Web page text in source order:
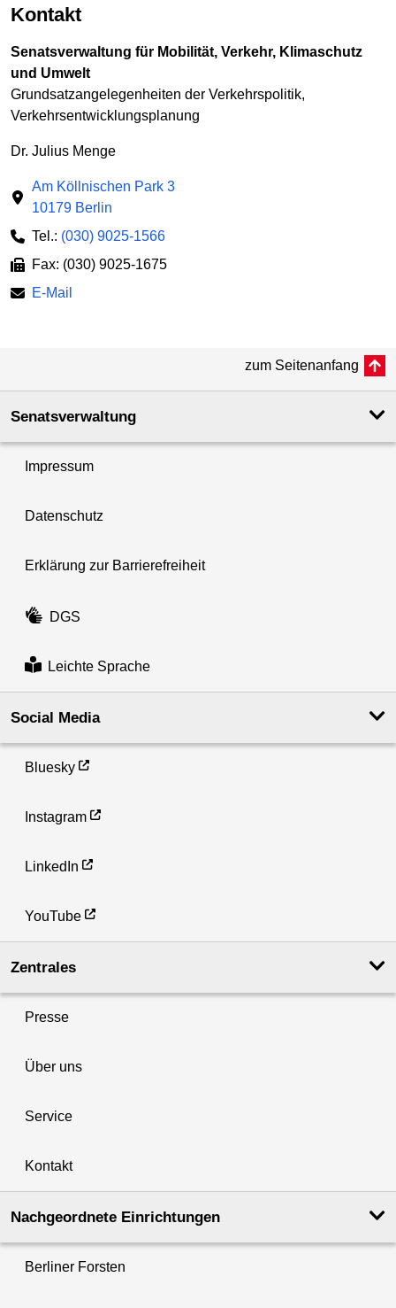
Kontakt
Senatsverwaltung für Mobilität, Verkehr, Klimaschutz
und Umwelt
Grundsatzangelegenheiten der Verkehrspolitik,
Verkehrsentwicklungsplanung
Dr. Julius Menge
Am Köllnischen Park 3
10179 Berlin
Tel.: (030) 9025-1566
Fax: (030) 9025-1675
E-Mail
zum Seitenanfang
Senatsverwaltung
Impressum
Datenschutz
Erklärung zur Barrierefreiheit
DGS
Leichte Sprache
Social Media
Bluesky
Instagram
LinkedIn
YouTube
Zentrales
Presse
Über uns
Service
Kontakt
Nachgeordnete Einrichtungen
Berliner Forsten